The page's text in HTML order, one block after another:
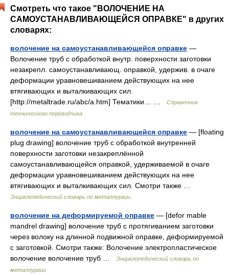
Смотреть что такое "ВОЛОЧЕНИЕ НА
САМОУСТАНАВЛИВАЮЩЕЙСЯ ОПРАВКЕ" в других
словарях:
волочение на самоустанавливающейся оправке —
Волочение труб с обработкой внутр. поверхности заготовки
незакрепл. самоустанавливающ. оправкой, удержив. в очаге
деформации уравновешиванием действующих на нее
втягивающих и выталкивающих сил.
[http://metaltrade.ru/abc/a.htm] Тематики… …
Справочник
технического переводчика
волочение на самоустанавливающейся оправке — [floating
plug drawing] волочение труб с обработкой внутренней
поверхности заготовки незакреплённой
самоустанавливающейся оправкой, удерживаемой в очаге
деформации уравновешиванием действующих на нее
втягивающих и выталкивающих сил. Смотри также …
Энциклопедический словарь по металлургии
волочение на деформируемой оправке — [defor mable
mandrel drawing] волочение труб с протягиванием заготовки
через волоку на длинной подвижной оправке, деформируемой
с заготовкой. Смотри также: Волочение электропластическое
волочение волочение труб …
Энциклопедический словарь по
металлургии